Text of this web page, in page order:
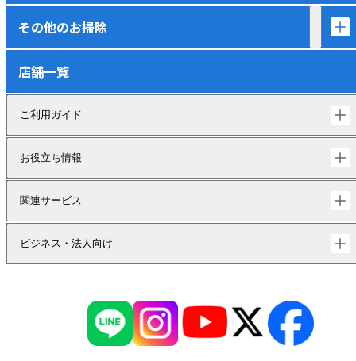
その他のお掃除
店舗一覧
ご利用ガイド
お役立ち情報
関連サービス
ビジネス・法人向け